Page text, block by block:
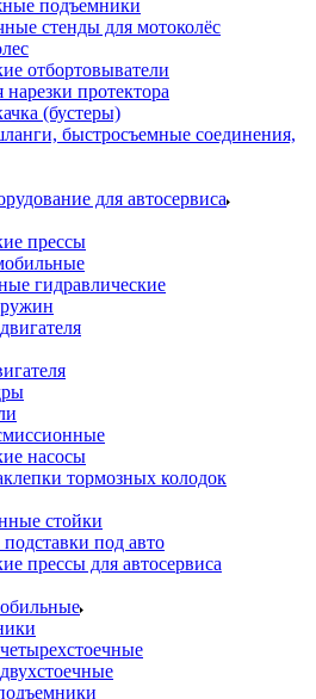
подъемники
стенды для мотоколёс
отбортовыватели
протектора
(бустеры)
быстросъемные соединения,
для автосервиса
прессы
гидравлические
насосы
тормозных колодок
стойки
под авто
прессы для автосервиса